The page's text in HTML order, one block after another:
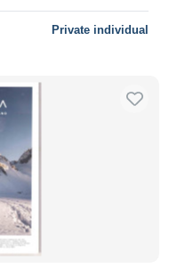
Private individual